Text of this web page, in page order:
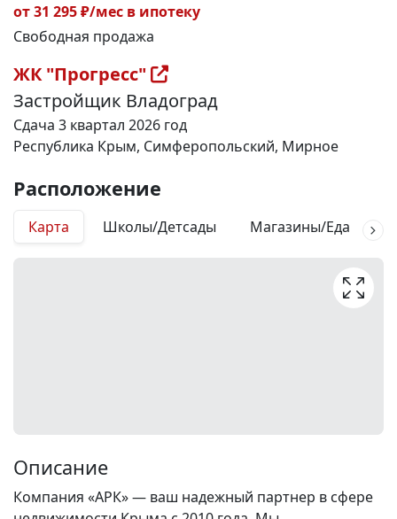
от 31 295 ₽/мес в ипотеку
Свободная продажа
ЖК "Прогресс"
Застройщик Владоград
Сдача 3 квартал 2026 год
Республика Крым, Симферопольский, Мирное
Расположение
Карта Школы/Детсады Магазины/Еда
Описание
Компания «АРК» — ваш надежный партнер в сфере